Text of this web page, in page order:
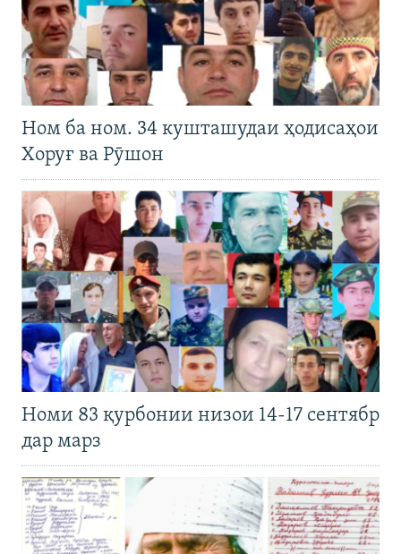
Ном ба ном. 34 кушташудаи ҳодисаҳои
Хоруғ ва Рӯшон
Номи 83 қурбонии низои 14-17 сентябр
дар марз